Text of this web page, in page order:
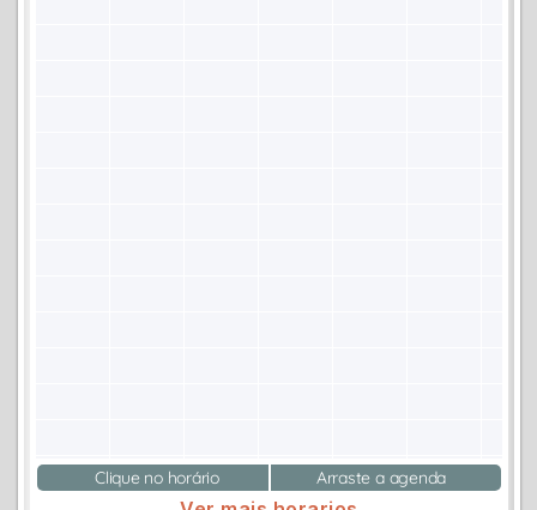
Clique no horário Arraste a agenda